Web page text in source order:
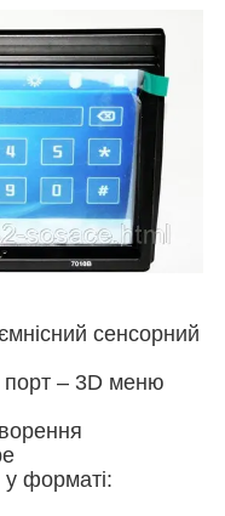
сенсорний
порт – 3D меню
у форматі: